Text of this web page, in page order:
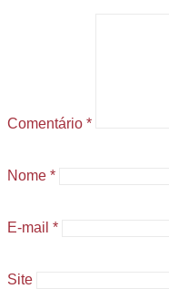
Comentário *
Nome *
E-mail *
Site